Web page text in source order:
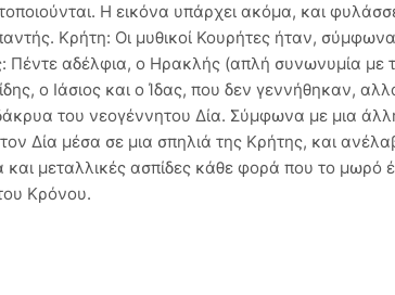
Η εικόνα υπάρχει ακόμα, και
Κρήτη: Οι μυθικοί Κουρήτες ήταν,
Πέντε αδέλφια, ο Ηρακλής (απλή συνωνυμία
ο Ιάσιος και ο Ίδας, που δεν γεννήθηκαν,
του νεογέννητου Δία. Σύμφωνα με μια
Δία μέσα σε μια σπηλιά της Κρήτης, και
μεταλλικές ασπίδες κάθε φορά που το μωρό
Κρόνου.